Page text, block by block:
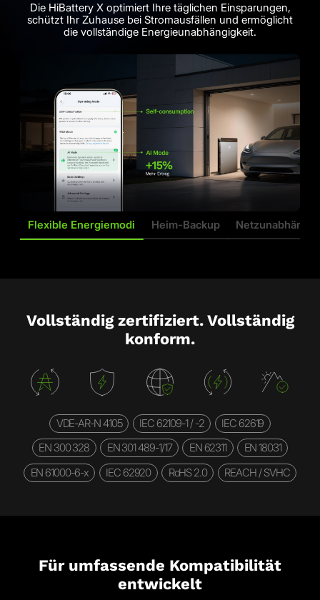
Die HiBattery X optimiert Ihre täglichen Einsparungen,
schützt Ihr Zuhause bei Stromausfällen und ermöglicht
die vollständige Energieunabhängigkeit.
Flexible Energiemodi Heim-Backup
Vollständig zertifiziert. Vollständig
konform.
VDE-AR-N 4105 IEC 62109-1 / -2
IEC 62619
EN 300 328
EN 301 489-1/17 EN 62311
EN 18031
EN 61000-6-x
IEC 62920 RoHS 2.0 REACH / SVHC
Für umfassende Kompatibilität
entwickelt